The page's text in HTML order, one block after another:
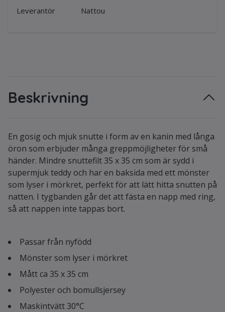
Leverantör Nattou
Beskrivning
En gosig och mjuk snutte i form av en kanin med långa
öron som erbjuder många greppmöjligheter för små
händer. Mindre snuttefilt 35 x 35 cm som är sydd i
supermjuk teddy och har en baksida med ett mönster
som lyser i mörkret, perfekt för att lätt hitta snutten på
natten. I tygbanden går det att fästa en napp med ring,
så att nappen inte tappas bort.
Passar från nyfödd
Mönster som lyser i mörkret
Mått ca 35 x 35 cm
Polyester och bomullsjersey
Maskintvätt 30°C